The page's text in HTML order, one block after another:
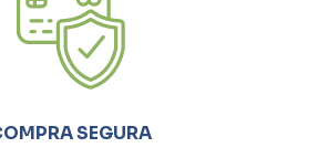
SEGURA